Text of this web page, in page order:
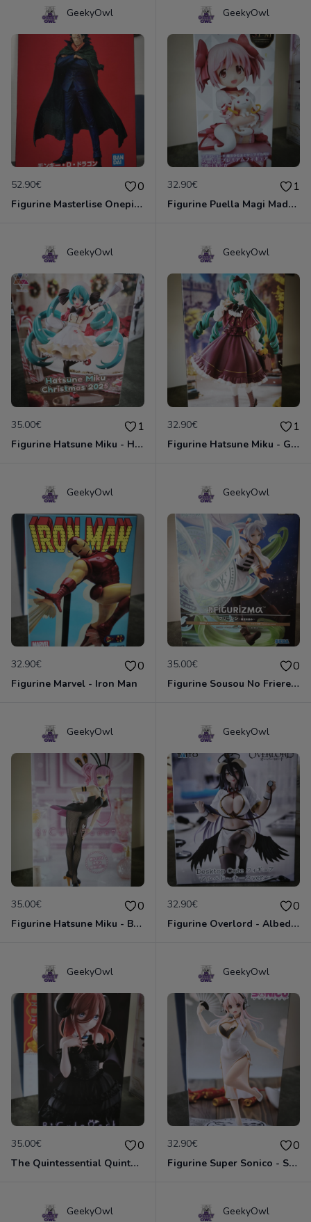
GeekyOwl
52.90€ 0
Figurine Masterlise Onepiece The Flames Of revolution- Ichibansho- Monkey D Dragon
GeekyOwl
32.90€ 1
Figurine Puella Magi Madoka - Magika Gaiden - Madoka Kaname
GeekyOwl
35.00€ 1
Figurine Hatsune Miku - Hatsune Miku Christmas 2025
GeekyOwl
32.90€ 1
Figurine Hatsune Miku - GT Project - Miku Classical Retro
GeekyOwl
32.90€ 0
Figurine Marvel - Iron Man
GeekyOwl
35.00€ 0
Figurine Sousou No Frieren - Frieren The Heights of Magic
GeekyOwl
35.00€ 0
Figurine Hatsune Miku - Bicute Bunnies - Megurine Luka
GeekyOwl
32.90€ 0
Figurine Overlord - Albedo Nurse
GeekyOwl
35.00€ 0
The Quintessential Quintuplets - Miku Nakano Bicute Dark
GeekyOwl
32.90€ 0
Figurine Super Sonico - Sonico White Cheongasm
GeekyOwl GeekyOwl